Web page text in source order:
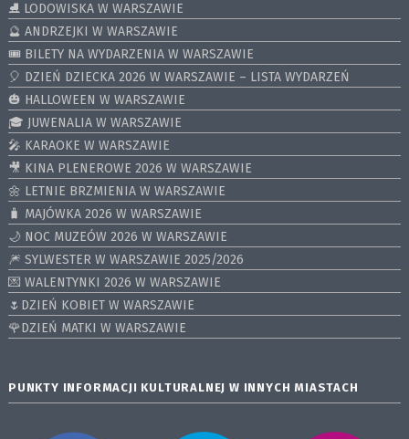
⛸ LODOWISKA W WARSZAWIE
🔮 ANDRZEJKI W WARSZAWIE
🎟️ BILETY NA WYDARZENIA W WARSZAWIE
🎈 DZIEŃ DZIECKA 2026 W WARSZAWIE – LISTA WYDARZEŃ
🎃 HALLOWEEN W WARSZAWIE
🎓 JUWENALIA W WARSZAWIE
🎤 KARAOKE W WARSZAWIE
🎥 KINA PLENEROWE 2026 W WARSZAWIE
🌼 LETNIE BRZMIENIA W WARSZAWIE
🧳 MAJÓWKA 2026 W WARSZAWIE
🌙 NOC MUZEÓW 2026 W WARSZAWIE
🎆 SYLWESTER W WARSZAWIE 2025/2026
💌 WALENTYNKI 2026 W WARSZAWIE
🌷DZIEŃ KOBIET W WARSZAWIE
🌹DZIEŃ MATKI W WARSZAWIE
PUNKTY INFORMACJI KULTURALNEJ W INNYCH MIASTACH